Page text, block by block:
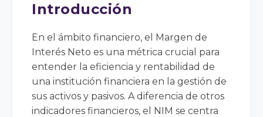
Introducción
En el ámbito financiero, el Margen de
Interés Neto es una métrica crucial para
entender la eficiencia y rentabilidad de
una institución financiera en la gestión de
sus activos y pasivos. A diferencia de otros
indicadores financieros, el NIM se centra